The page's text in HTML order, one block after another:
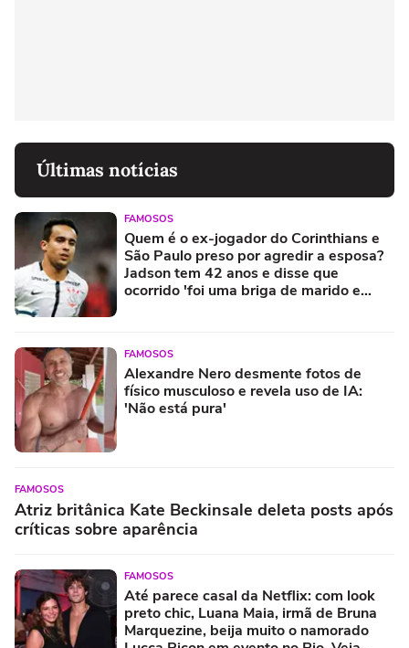
Últimas notícias
FAMOSOS
Quem é o ex-jogador do Corinthians e
São Paulo preso por agredir a esposa?
Jadson tem 42 anos e disse que
ocorrido 'foi uma briga de marido e
FAMOSOS
Alexandre Nero desmente fotos de
físico musculoso e revela uso de IA:
'Não está pura'
FAMOSOS
Atriz britânica Kate Beckinsale deleta posts após
críticas sobre aparência
FAMOSOS
Até parece casal da Netflix: com look
preto chic, Luana Maia, irmã de Bruna
Marquezine, beija muito o namorado